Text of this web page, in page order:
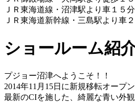
ＪＲ東海道線・沼津駅より車１５分
ＪＲ東海道新幹線・三島駅より車
ショールーム紹
プジョー沼津へようこそ！！
2014年11月15日に新規移転オープ
最新のCIを施した、綺麗な青い外